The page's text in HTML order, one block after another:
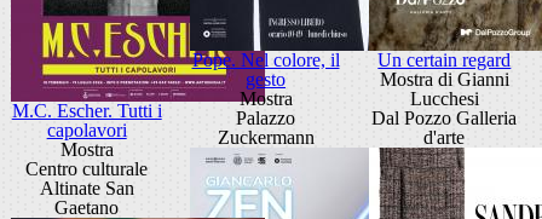
M.C. Escher. Tutti i
capolavori
Mostra
Centro culturale
Altinate San
Gaetano
Pope. Nel colore, il
gesto
Mostra
Palazzo
Zuckermann
Un certain regard
Mostra di Gianni
Lucchesi
Dal Pozzo Galleria
d'arte